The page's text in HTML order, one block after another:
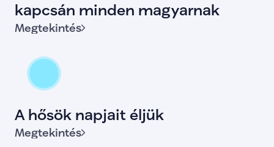
kapcsán minden magyarnak
Megtekintés
A hősök napjait éljük
Megtekintés